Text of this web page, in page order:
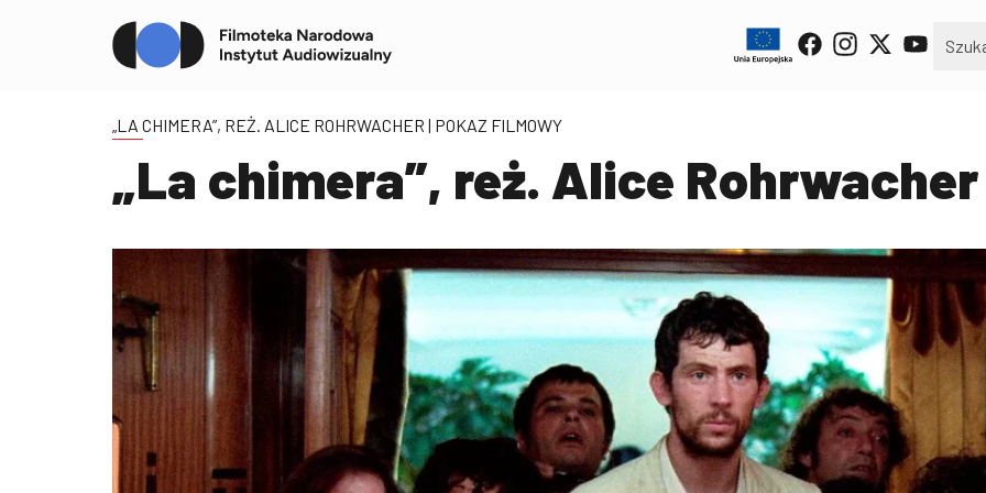
„LA CHIMERA”, REŻ. ALICE ROHRWACHER | POKAZ FILMOWY
„La chimera”, reż. Alice Rohrwacher